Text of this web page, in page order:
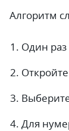
Алгоритм
Один
Для